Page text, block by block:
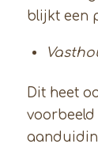
blijkt een
Dit heet